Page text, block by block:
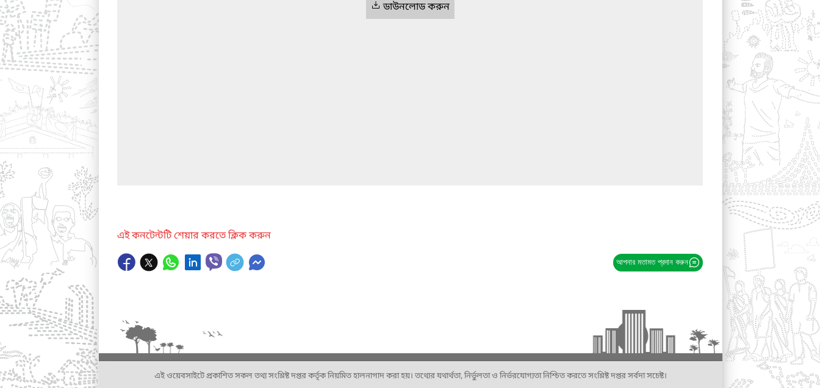
ডাউনলোড করুন
এই কনটেন্টটি শেয়ার করতে ক্লিক করুন
আপনার মতামত প্রদান করুন
এই ওয়েবসাইটে প্রকাশিত সকল তথ্য সংশ্লিষ্ট দপ্তর কর্তৃক নিয়মিত হালনাগাদ করা হয়। তথ্যের যথার্থতা, নির্ভুলতা ও নির্ভরযোগ্যতা নিশ্চিত করতে সংশ্লিষ্ট দপ্তর সর্বদা সচেষ্ট।